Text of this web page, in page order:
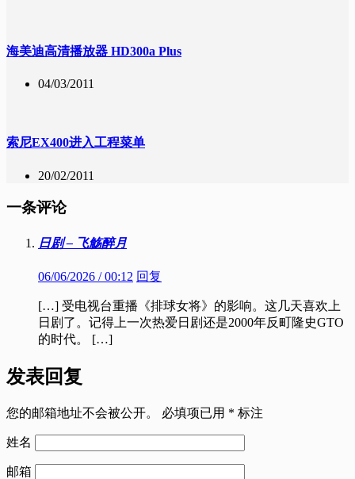
海美迪高清播放器 HD300a Plus
04/03/2011
索尼EX400进入工程菜单
20/02/2011
一条评论
日剧 – 飞觞醉月
06/06/2026 / 00:12 回复
[…] 受电视台重播《排球女将》的影响。这几天喜欢上
日剧了。记得上一次热爱日剧还是2000年反町隆史GTO
的时代。 […]
发表回复
您的邮箱地址不会被公开。 必填项已用 * 标注
姓名
邮箱